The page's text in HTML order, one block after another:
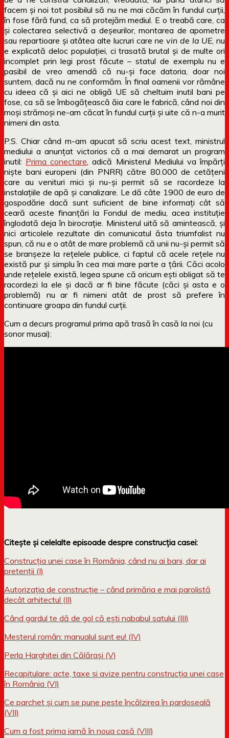
facem și noi tot posibilul să nu ne mai căcăm în fundul curții,
în fose fără fund, ca să protejăm mediul. E o treabă care, ca
și colectarea selectivă a deșeurilor, montarea de apometre
sau repartioare și atâtea alte lucruri care ne vin de la UE, nu
e explicată deloc populației, ci trasată brutal și de multe ori
incomplet prin legi prost făcute – statul de exemplu nu e
pasibil de vreo amendă că nu-și face datoria, doar noi
suntem, dacă nu ne conformăm. În final oamenii vor rămâne
cu ideea că și aici ne obligă UE să cheltuim inutil bani pe
fose, ca să se îmbogățească ăia care le fabrică, când noi din
moși strămoși ne-am căcat în fundul curții și uite că n-a murit
nimeni din asta.
P.S. Chiar când m-am apucat să scriu acest text, ministrul
mediului a anunțat victorios că a mai demarat un program
inutil: Prima conectare , adică Ministerul Mediului va împărți
niște bani europeni (din PNRR) către 80.000 de cetățeni
care au venituri mici și nu-și permit să se racordeze la
instalațiile de apă și canalizare. Le dă câte 1900 de euro de
gospodărie dacă sunt suficient de bine informați cât să
ceară aceste finanțări la Fondul de mediu, acea instituție
înglodată deja în birocrație. Ministerul uită să amintească, și
nici articolele rezultate din comunicatul ăsta triumfalist nu
spun, că nu e o atât de mare problemă că unii nu-și permit să
se branșeze la rețelele publice, ci faptul că acele rețele nu
există pur și simplu în cea mai mare parte a țării. Căci acolo
unde rețelele există, legea spune că oricum ești obligat să te
racordezi la ele și dacă ar fi bine făcute (căci și asta e o
problemă) nu ar fi nimeni atât de prost să prefere în
continuare groapa din fundul curții.
Cum a decurs programul prima apă trasă în casă la noi (cu
sonor musai):
Citește și celelalte episoade despre construcția casei:
Construcția unei case în România, când nu ai bani, dar ai
pretenții (I)
Autorizația de construcție – când primăria e mai parolistă
decât arhitectul (II)
Când gardul te dă de gol că ești nababul satului (III)
Meșterul român: manualul sunt eu! (IV)
Perla Harghitei din Călărași (V)
Recapitulare: acte, taxe și avize pentru construcția unei case
în România (VI)
Ce parchet și cum se pune peste încălzirea în pardoseală
(VII)
Cum a fost prima iarnă în noua casă (VIII)